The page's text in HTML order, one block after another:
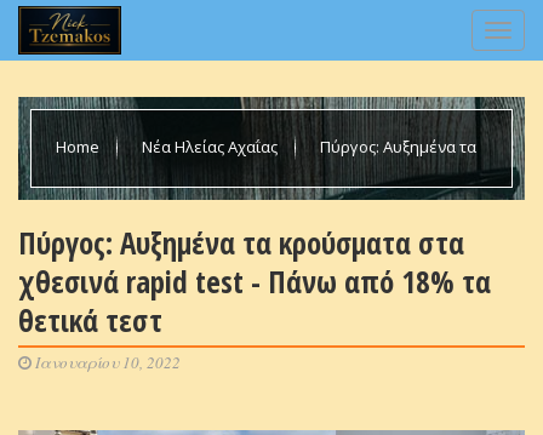
Home Νέα Ηλείας Αχαΐας Πύργος: Αυξημένα τα
τεστ
Πύργος: Αυξημένα τα κρούσματα στα
χθεσινά rapid test - Πάνω από 18% τα
θετικά τεστ
Ιανουαρίου 10, 2022